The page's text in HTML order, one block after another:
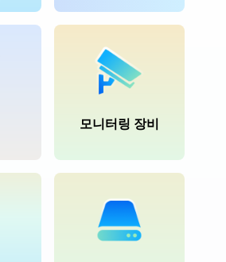
모니터링 장비